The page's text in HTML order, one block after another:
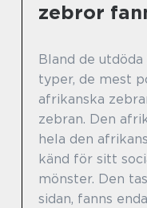
zebror
Bland de
typer, de mest
afrikanska
zebran. Den
hela den
känd för sitt
mönster. Den
sidan, fanns